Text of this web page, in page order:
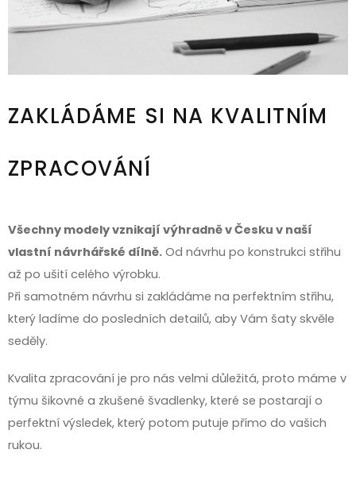
ZAKLÁDÁME SI NA KVALITNÍM
ZPRACOVÁNÍ
Všechny modely vznikají výhradně v Česku v naší
vlastní návrhářské dílně. Od návrhu po konstrukci střihu
až po ušití celého výrobku.
Při samotném návrhu si zakládáme na perfektním střihu,
který ladíme do posledních detailů, aby Vám šaty skvěle
seděly.
Kvalita zpracování je pro nás velmi důležitá, proto máme v
týmu šikovné a zkušené švadlenky, které se postarají o
perfektní výsledek, který potom putuje přímo do vašich
rukou.